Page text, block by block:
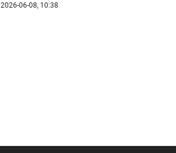
2026-06-08, 10:38